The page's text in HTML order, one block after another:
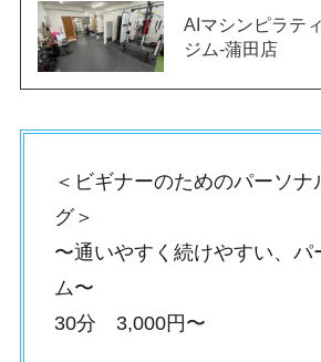
AIマシンピラテ
ジム-蒲田店
＜ビギナーのためのパーソナ
グ＞
〜通いやすく続けやすい、パ
ム〜
30分 3,000円〜